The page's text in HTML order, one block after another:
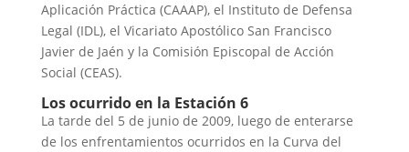
Aplicación Práctica (CAAAP), el Instituto de Defensa
Legal (IDL), el Vicariato Apostólico San Francisco
Javier de Jaén y la Comisión Episcopal de Acción
Social (CEAS).
Los ocurrido en la Estación 6
La tarde del 5 de junio de 2009, luego de enterarse
de los enfrentamientos ocurridos en la Curva del